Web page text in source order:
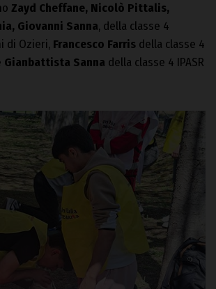
Zayd Cheffane, Nicolò Pittalis,
Giovanni Sanna, della classe 4
di Ozieri, Francesco Farris della classe 4
Gianbattista Sanna della classe 4 IPASR